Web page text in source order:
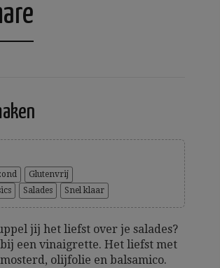
Glutenvrij
Salades Snel klaar
jij het liefst over je salades?
een vinaigrette. Het liefst met
olijfolie en balsamico.